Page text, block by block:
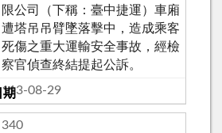
限公司（下稱：臺中捷運）車廂
遭塔吊吊臂墜落擊中，造成乘客
死傷之重大運輸安全事故，經檢
察官偵查終結提起公訴。
113-08-29
340